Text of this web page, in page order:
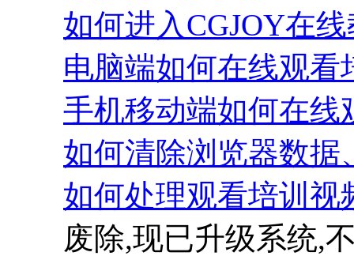
如何进入CGJOY在
电脑端如何在线观看
手机移动端如何在线
如何清除浏览器数据
如何处理观看培训视
废除,现已升级系统,